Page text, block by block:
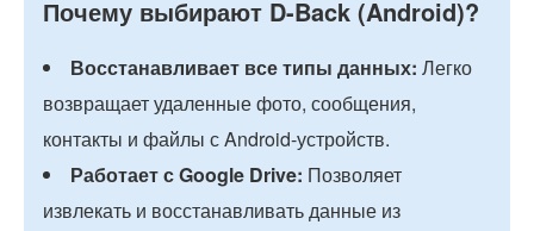
Почему выбирают D-Back (Android)?
Восстанавливает все типы данных: Легко
возвращает удаленные фото, сообщения,
контакты и файлы с Android-устройств.
Работает с Google Drive: Позволяет
извлекать и восстанавливать данные из